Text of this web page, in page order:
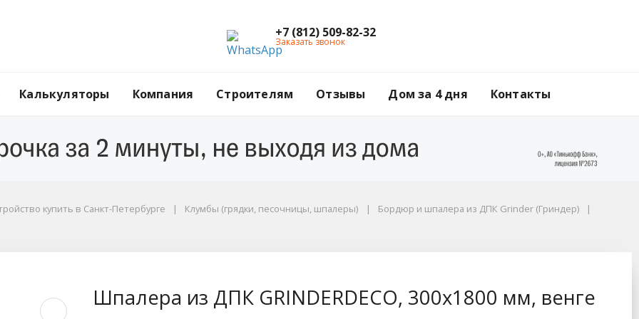
+7 (812) 509-82-32
Заказать звонок
Калькуляторы Компания Строителям Отзывы Дом за 4 дня Контакты
купить в Санкт-Петербурге Клумбы (грядки, песочницы, шпалеры)
Бордюр и шпалера из ДПК Grinder (Гриндер)
Шпалера из ДПК GRINDERDECO, 300х1800 мм, венге